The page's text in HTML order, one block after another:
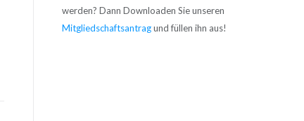
werden? Dann Downloaden Sie unseren
Mitgliedschaftsantragund füllen ihn aus!